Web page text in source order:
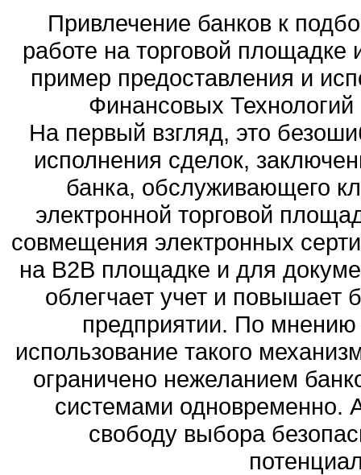
Привлечение банков к
работе на торговой площадке
пример предоставления и
Финансовых
На первый взгляд, это
исполнения сделок,
банка, обслуживающего
электронной торговой
совмещения электронных
на B2B площадке и для
облегчает учет и повышает
предприятии. По мнению
использование такого
ограничено нежеланием
системами одновременно.
свободу выбора